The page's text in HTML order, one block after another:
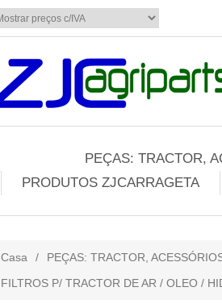
PEÇAS: TRACTOR,
PRODUTOS ZJCARRAGETA
Casa / PEÇAS: TRACTOR,
FILTROS P/ TRACTOR DE AR / OLEO /